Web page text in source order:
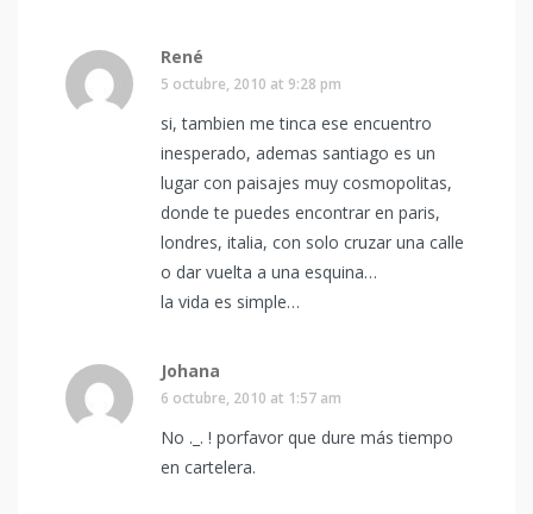
René
5 octubre, 2010 at 9:28 pm
si, tambien me tinca ese encuentro
inesperado, ademas santiago es un
lugar con paisajes muy cosmopolitas,
donde te puedes encontrar en paris,
londres, italia, con solo cruzar una calle
o dar vuelta a una esquina…
la vida es simple…
Johana
6 octubre, 2010 at 1:57 am
No ._. ! porfavor que dure más tiempo
en cartelera.